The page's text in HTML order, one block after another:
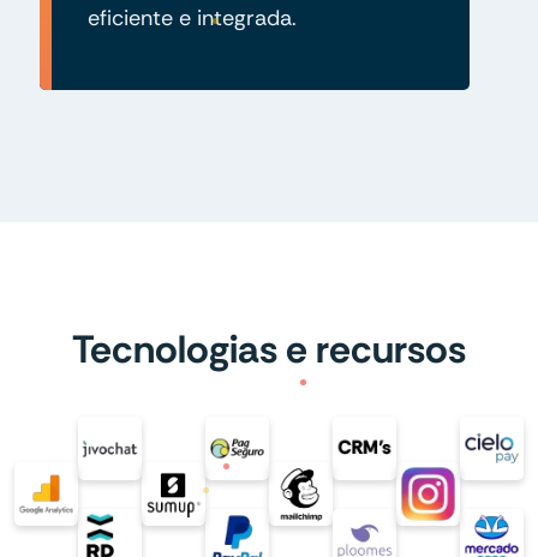
eficiente e integrada.
Tecnologias e recursos